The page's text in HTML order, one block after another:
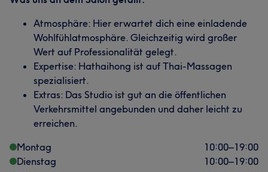
Atmosphäre: Hier erwartet dich eine einladende
Wohlfühlatmosphäre. Gleichzeitig wird großer
Wert auf Professionalität gelegt.
Expertise: Hathaihong ist auf Thai-Massagen
spezialisiert.
Extras: Das Studio ist gut an die öffentlichen
Verkehrsmittel angebunden und daher leicht zu
erreichen.
Montag
10:00–19:00
Dienstag
10:00–19:00